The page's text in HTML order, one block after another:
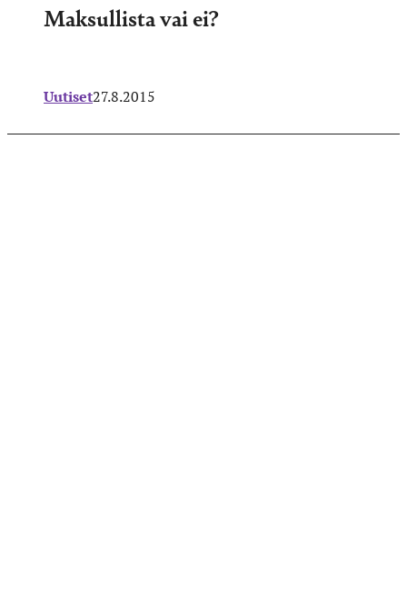
Maksullista vai ei?
Uutiset27.8.2015